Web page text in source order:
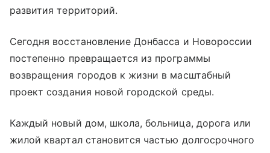
развития территорий.
Сегодня восстановление Донбасса и Новороссии
постепенно превращается из программы
возвращения городов к жизни в масштабный
проект создания новой городской среды.
Каждый новый дом, школа, больница, дорога или
жилой квартал становится частью долгосрочного